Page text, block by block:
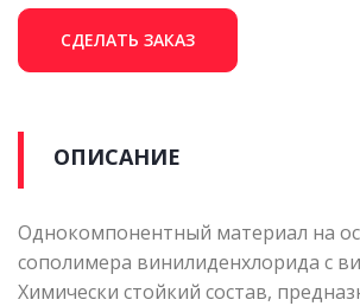
СДЕЛАТЬ ЗАКАЗ
ОПИСАНИЕ
Однокомпонентный материал на
сополимера винилиденхлорида с
Химически стойкий состав,